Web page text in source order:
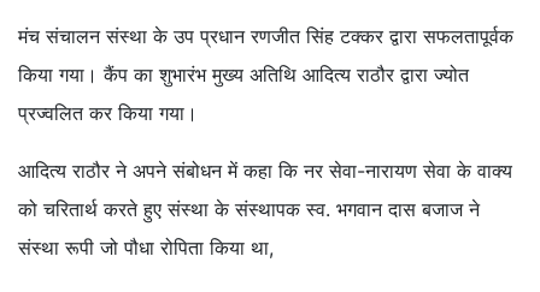
मंच संचालन संस्था के उप प्रधान रणजीत सिंह टक्कर द्वारा सफलतापूर्वक
किया गया। कैंप का शुभारंभ मुख्य अतिथि आदित्य राठौर द्वारा ज्योत
प्रज्वलित कर किया गया।
आदित्य राठौर ने अपने संबोधन में कहा कि नर सेवा-नारायण सेवा के वाक्य
को चरितार्थ करते हुए संस्था के संस्थापक स्व. भगवान दास बजाज ने
संस्था रूपी जो पौधा रोपिता किया था,